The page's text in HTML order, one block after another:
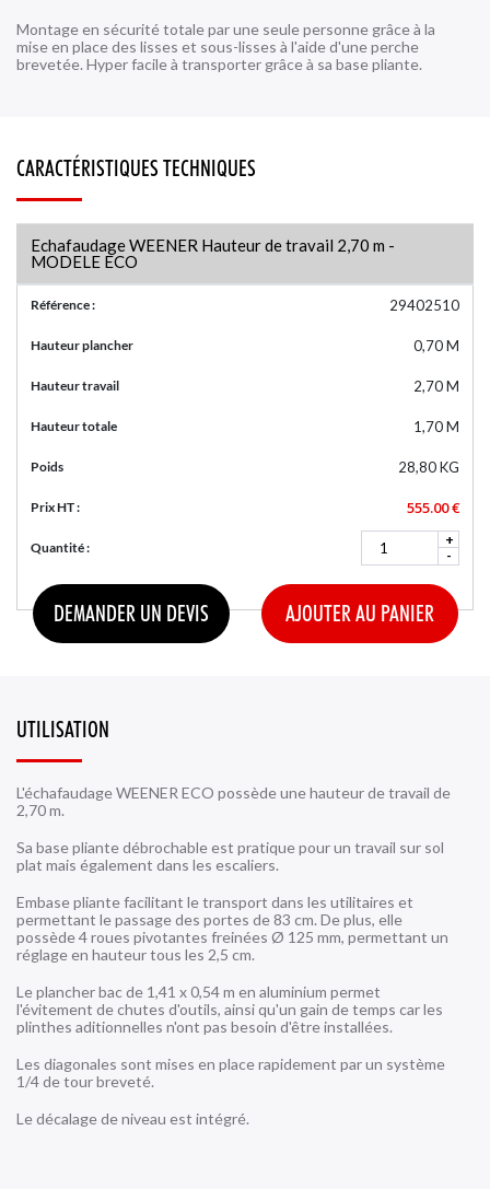
LIGNES DE VIE À RAIL
Montage en sécurité totale par une seule personne grâce à la
mise en place des lisses et sous-lisses à l'aide d'une perche
brevetée. Hyper facile à transporter grâce à sa base pliante.
CARACTÉRISTIQUES TECHNIQUES
Echafaudage WEENER Hauteur de travail 2,70 m -
MODELE ECO
Référence : 29402510
Hauteur plancher 0,70 M
Hauteur travail 2,70 M
Hauteur totale 1,70 M
Poids 28,80 KG
Prix HT : 555.00 €
Quantité : +
-
DEMANDER UN DEVIS AJOUTER AU PANIER
UTILISATION
L'échafaudage WEENER ECO possède une hauteur de travail de
2,70 m.
Sa base pliante débrochable est pratique pour un travail sur sol
plat mais également dans les escaliers.
Embase pliante facilitant le transport dans les utilitaires et
permettant le passage des portes de 83 cm. De plus, elle
possède 4 roues pivotantes freinées Ø 125 mm, permettant un
réglage en hauteur tous les 2,5 cm.
Le plancher bac de 1,41 x 0,54 m en aluminium permet
l'évitement de chutes d'outils, ainsi qu'un gain de temps car les
plinthes aditionnelles n'ont pas besoin d'être installées.
Les diagonales sont mises en place rapidement par un système
1/4 de tour breveté.
Le décalage de niveau est intégré.